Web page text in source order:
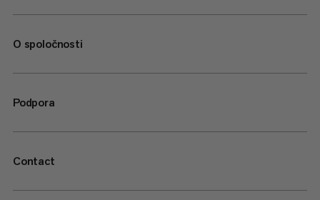
O spoločnosti
Podpora
Contact